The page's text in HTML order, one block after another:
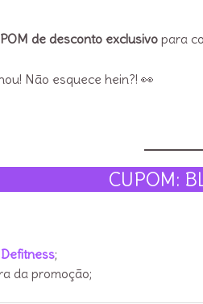
de desconto exclusivo para
Não esquece hein?! 👀
CUPOM:
;
da promoção;